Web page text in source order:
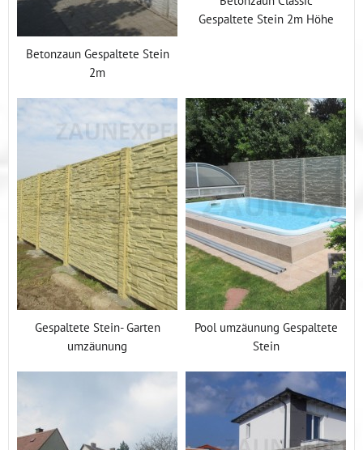
Betonzaun Gespaltete Stein
2m
Gespaltete Stein 2m Höhe
Gespaltete Stein- Garten
umzäunung
Pool umzäunung Gespaltete
Stein